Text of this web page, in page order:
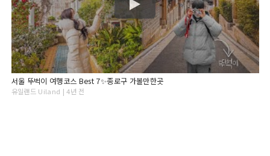
서울 뚜벅이 여행코스 Best 7✨종로구 가볼만한곳
유일랜드 Uiland | 4년 전